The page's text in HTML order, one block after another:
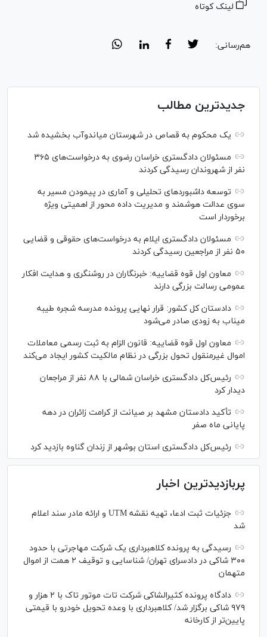
لینک کوتاه
هم‌رسانی:
جدیدترین مطالب
یک محکوم به قصاص در شهرستان میاندوآب بخشیده شد
مسئولان دادگستری خراسان رضوی به درخواست‌های ۳۶۵
نفر از شهروندان رسیدگی کردند
توسعه داشبوردهای تحلیلی و آماری در پیمودن مسیر به
سوی عدالت هوشمند و مدیریت داده محور از اهمیتی ویژه
برخوردار است
مسئولان دادگستری ایلام به درخواست‌های حقوقی و قضایی
۵۰ نفر از مراجعین رسیدگی کردند
معاون اول قوه قضاییه: خبرنگاران در روشنگری و هدایت افکار
عمومی رسالت بزرگی دارند
دادستان کل کشور: قرار نهایی پرونده مدرسه شجره طیبه
میناب به زودی صادر می‌شود
معاون اول قوه قضاییه: قانون الزام به ثبت رسمی معاملات
اموال غیرمنقول تحول بزرگی در نظام مالکیت کشور ایجاد می‌کند
رئیس‌کل دادگستری خراسان شمالی با ۸۸ نفر از مراجعان
دیدار کرد
تأکید دادستان مشهد بر صیانت از کرامت زائران در دهه
پایانی ماه صفر
رئیس‌کل دادگستری استان بوشهر از زندان گناوه بازدید کرد
پربازدیدترین اخبار
جزئیات ثبت ادعا، تهیه نقشه UTM و ارائه مادر سند اعلام
شد
رسیدگی به پرونده کلاهبرداری یک شرکت مهاجرتی با حدود
۳۰۰ شاکی در دادسرای تهران/ شناسایی و توقیف ۲ همت از اموال
متهمان
دادگاه پرونده کثیرالشاکی شرکت تات موتور تاک با ۲ هزار و
۹۷۹ شاکی برگزار شد/ کلاهبرداری با وعده تحویل خودرو با قیمتی
پایین‌تر از کارخانه